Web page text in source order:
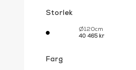
Storlek
Ø120cm
40 465 kr
Färg